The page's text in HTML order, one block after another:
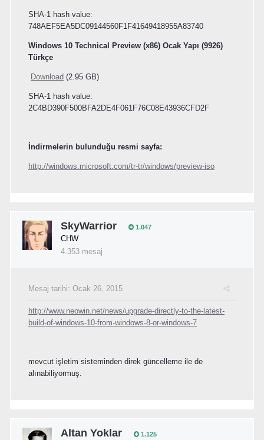
SHA-1 hash value:
748AEF5EA5DC09144560F1F41649418955A83740
Windows 10 Technical Preview (x86) Ocak Yapı (9926)
Türkçe
Download (2.95 GB)
SHA-1 hash value:
2C4BD390F500BFA2DE4F061F76C08E43936CFD2F
İndirmelerin bulunduğu resmi sayfa:
http://windows.microsoft.com/tr-tr/windows/preview-iso
SkyWarrior 1.047
CHW
4.353 mesaj
Mesaj tarihi: Ocak 26, 2015
http://www.neowin.net/news/upgrade-directly-to-the-latest-
build-of-windows-10-from-windows-8-or-windows-7
mevcut işletim sisteminden direk güncelleme ile de
alınabiliyormuş.
Altan Yoklar 1.125